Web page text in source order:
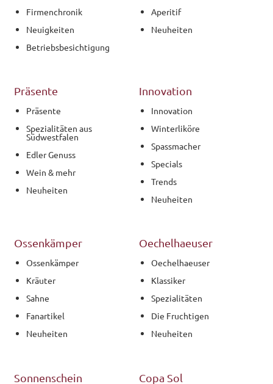
Firmenchronik
Neuigkeiten
Betriebsbesichtigung
Aperitif
Neuheiten
Präsente
Präsente
Spezialitäten aus
Südwestfalen
Edler Genuss
Wein & mehr
Neuheiten
Innovation
Innovation
Winterliköre
Spassmacher
Specials
Trends
Neuheiten
Ossenkämper
Ossenkämper
Kräuter
Sahne
Fanartikel
Neuheiten
Oechelhaeuser
Oechelhaeuser
Klassiker
Spezialitäten
Die Fruchtigen
Neuheiten
Sonnenschein Copa Sol